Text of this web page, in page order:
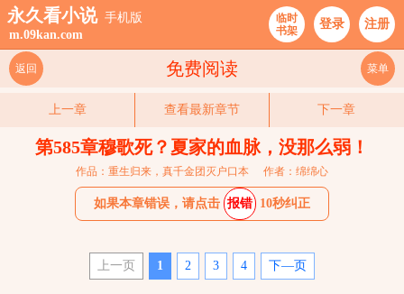
永久看小说 手机版
m.09kan.com
临时
书架
登录 注册
免费阅读
返回 菜单
上一章 查看最新章节 下一章
第585章穆歌死？夏家的血脉，没那么弱！
作品：重生归来，真千金团灭户口本 作者：绵绵心
如果本章错误，请点击 报错 10秒纠正
上一页 1 2 3 4 下—页